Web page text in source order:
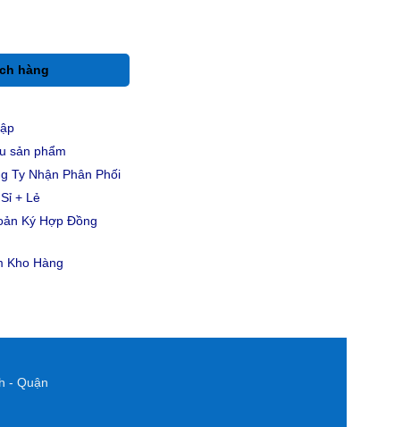
hàng
sản phẩm
Ty Nhận Phân Phối
+ Lẻ
Ký Hợp Đồng
Kho Hàng
- Quận